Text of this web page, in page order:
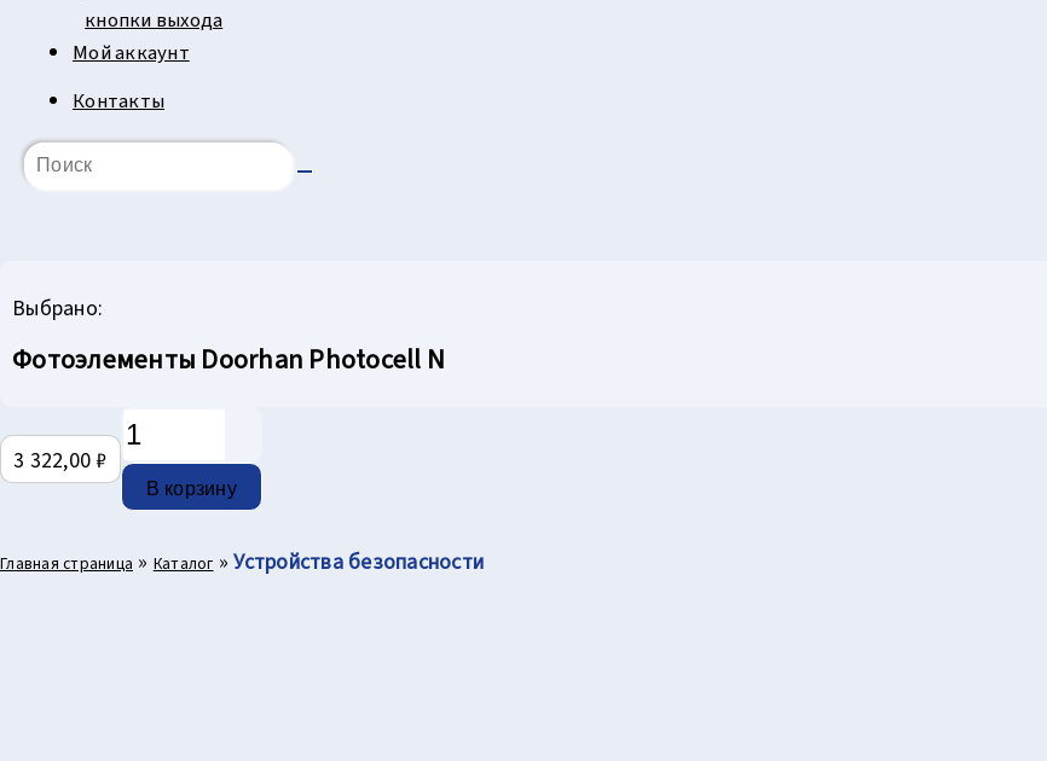
кнопки выхода
Мой аккаунт
Контакты
Выбрано:
Фотоэлементы Doorhan Photocell N
3 322,00 ₽
Количество
товара
Фотоэлементы
Doorhan
N
В корзину
Главная страница » Каталог »Устройства безопасности